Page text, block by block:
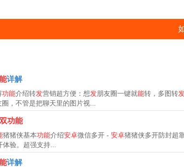
详解
功能介绍转发营销超方便：想发朋友圈一键就能转，多图转
，不管是把聊天里的图片视...
功能
猪猪侠基本功能介绍安卓微信多开 - 安卓猪猪侠多开防封超
验。超强支持...
详解